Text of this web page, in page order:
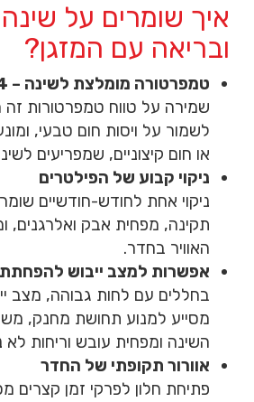
איך שומרים על
ובריאה עם המזגן?
טמפרטורה מומלצת לשינה – 24–26 מעלות
שמירה על טווח טמפרטורות
לשמור על ויסות חום טבעי,
או חום קיצוניים, שמפריעים
ניקוי קבוע של הפילטרים
ניקוי אחת לחודש-חודשיים
תקינה, מפחית אבק ואלרגנים,
האוויר בחדר.
אפשרות למצב ייבוש
מסייע למנוע תחושת מחנק,
השינה ומפחית עובש וריחות לא
אוורור תקופתי של החדר
פתיחת חלון לפרקי זמן קצרים